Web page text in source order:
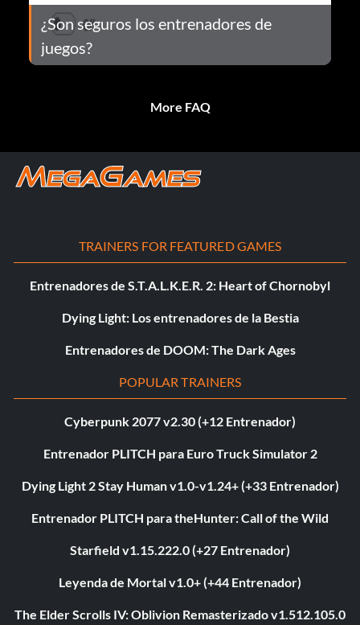
¿Son seguros los entrenadores de
juegos?
More FAQ
TRAINERS FOR FEATURED GAMES
Entrenadores de S.T.A.L.K.E.R. 2: Heart of Chornobyl
Dying Light: Los entrenadores de la Bestia
Entrenadores de DOOM: The Dark Ages
POPULAR TRAINERS
Cyberpunk 2077 v2.30 (+12 Entrenador)
Entrenador PLITCH para Euro Truck Simulator 2
Dying Light 2 Stay Human v1.0-v1.24+ (+33 Entrenador)
Entrenador PLITCH para theHunter: Call of the Wild
Starfield v1.15.222.0 (+27 Entrenador)
Leyenda de Mortal v1.0+ (+44 Entrenador)
The Elder Scrolls IV: Oblivion Remasterizado v1.512.105.0